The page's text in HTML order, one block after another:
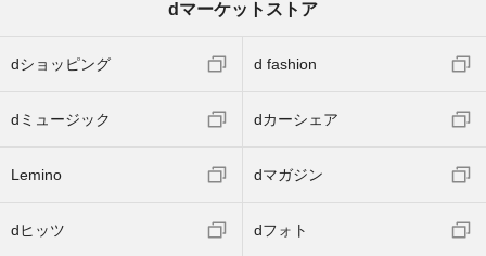
dマーケットストア
dショッピング d fashion
dミュージック dカーシェア
Lemino dマガジン
dヒッツ dフォト